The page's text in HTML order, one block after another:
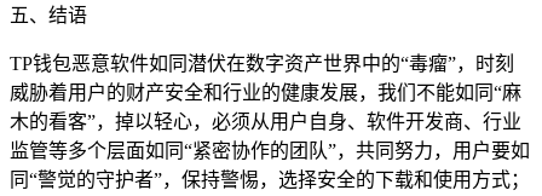
五、结语
TP钱包恶意软件如同潜伏在数字资产世界中的“毒瘤”，时刻
威胁着用户的财产安全和行业的健康发展，我们不能如同“麻
木的看客”，掉以轻心，必须从用户自身、软件开发商、行业
监管等多个层面如同“紧密协作的团队”，共同努力，用户要如
同“警觉的守护者”，保持警惕，选择安全的下载和使用方式；